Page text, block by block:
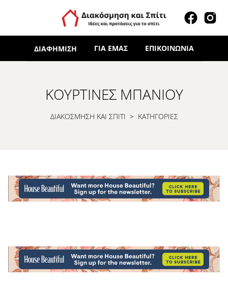
ΔΙΑΦΉΜΙΣΗ ΓΙΑ ΕΜΆΣ ΕΠΙΚΟΙΝΩΝΊΑ
ΚΟΥΡΤΊΝΕΣ ΜΠΆΝΙΟΥ
ΔΙΑΚΟΣΜΗΣΗ ΚΑΙ ΣΠΙΤΙ > ΚΑΤΗΓΟΡΙΕΣ